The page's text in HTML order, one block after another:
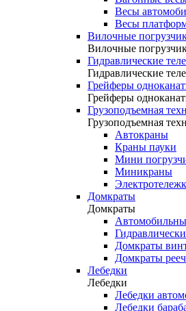
Весы
Весы
Вилочные
Вилочные
Гидравлические
Гидравлические
Грейферы
Грейферы
Грузоподъемная
Грузоподъемная
Автокраны
Краны пауки
Мини
Миникраны
Домкраты
Домкраты
Домкраты
Домкраты
Лебедки
Лебедки
Лебедки
Лебедки